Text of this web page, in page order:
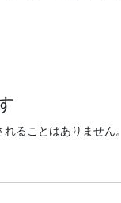
ることはありません。